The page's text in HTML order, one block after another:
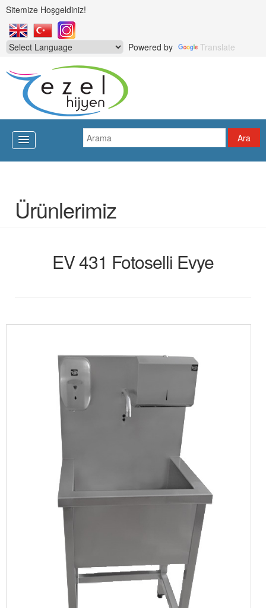
Sitemize Hoşgeldiniz!
Powered by Translate
Ürünlerimiz
EV 431 Fotoselli Evye